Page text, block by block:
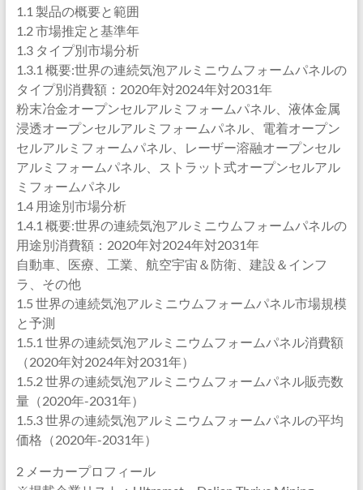
1.1 製品の概要と範囲
1.2 市場推定と基準年
1.3 タイプ別市場分析
1.3.1 概要:世界の連続気泡アルミニウムフォームパネルの
タイプ別消費額：2020年対2024年対2031年
粉末冶金オープンセルアルミフォームパネル、液体金属
浸透オープンセルアルミフォームパネル、電着オープン
セルアルミフォームパネル、レーザー溶融オープンセル
アルミフォームパネル、ストラット式オープンセルアル
ミフォームパネル
1.4 用途別市場分析
1.4.1 概要:世界の連続気泡アルミニウムフォームパネルの
用途別消費額：2020年対2024年対2031年
自動車、医療、工業、航空宇宙＆防衛、建設＆インフ
ラ、その他
1.5 世界の連続気泡アルミニウムフォームパネル市場規模
と予測
1.5.1 世界の連続気泡アルミニウムフォームパネル消費額
（2020年対2024年対2031年）
1.5.2 世界の連続気泡アルミニウムフォームパネル販売数
量（2020年-2031年）
1.5.3 世界の連続気泡アルミニウムフォームパネルの平均
価格（2020年-2031年）
2 メーカープロフィール